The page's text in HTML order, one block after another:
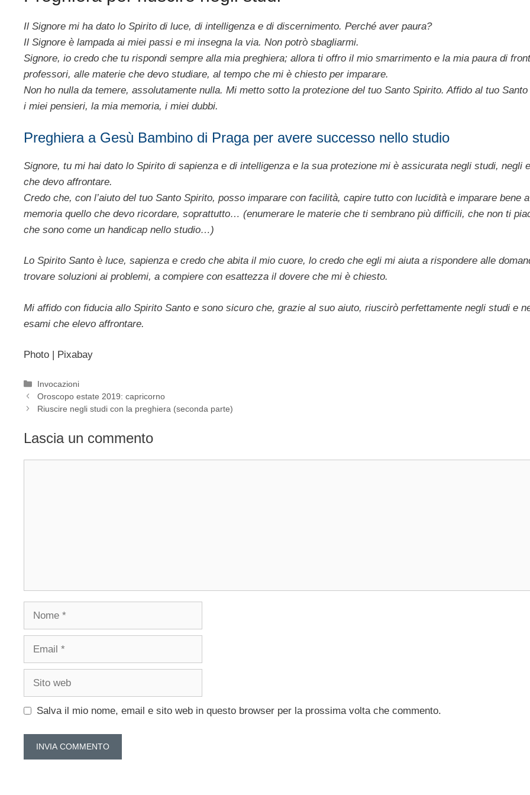
Il Signore mi ha dato lo Spirito di luce, di intelligenza e di discernimento. Perché aver paura?
Il Signore è lampada ai miei passi e mi insegna la via. Non potrò sbagliarmi.
Signore, io credo che tu rispondi sempre alla mia preghiera; allora ti offro il mio smarrimento e la mia paura di
professori, alle materie che devo studiare, al tempo che mi è chiesto per imparare.
Non ho nulla da temere, assolutamente nulla. Mi metto sotto la protezione del tuo Santo Spirito. Affido al tuo
i miei pensieri, la mia memoria, i miei dubbi.
Preghiera a Gesù Bambino di Praga per avere successo nello studio
Signore, tu mi hai dato lo Spirito di sapienza e di intelligenza e la sua protezione mi è assicurata negli studi, negli
che devo affrontare.
Credo che, con l’aiuto del tuo Santo Spirito, posso imparare con facilità, capire tutto con lucidità e imparare bene a
memoria quello che devo ricordare, soprattutto… (enumerare le materie che ti sembrano più difficili, che non ti
che sono come un handicap nello studio…)
Lo Spirito Santo è luce, sapienza e credo che abita il mio cuore, lo credo che egli mi aiuta a rispondere alle
trovare soluzioni ai problemi, a compiere con esattezza il dovere che mi è chiesto.
Mi affido con fiducia allo Spirito Santo e sono sicuro che, grazie al suo aiuto, riuscirò perfettamente negli studi e
esami che elevo affrontare.
Photo | Pixabay
Categorie
Invocazioni
Oroscopo estate 2019: capricorno
Riuscire negli studi con la preghiera (seconda parte)
Lascia un commento
Nome
Email
Sito
Salva il mio nome, email e sito web in questo browser per la prossima volta che commento.